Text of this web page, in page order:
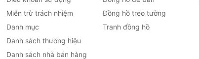
Miễn trừ trách nhiệm
Danh mục
Danh sách thương hiệu
Danh sách nhà bán hàng
Đồng hồ treo tường
Tranh đồng hồ